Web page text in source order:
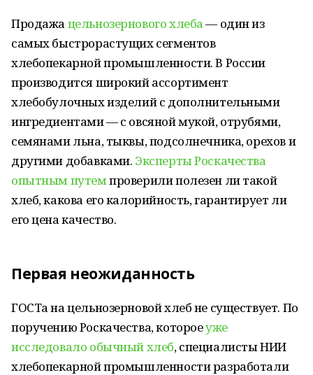
Продажа цельнозернового хлеба— один из
самых быстрорастущих сегментов
хлебопекарной промышленности. В России
производится широкий ассортимент
хлебобулочных изделий с дополнительными
ингредиентами — с овсяной мукой, отрубями,
семянами льна, тыквы, подсолнечника, орехов и
другими добавками. Эксперты Роскачества
опытным путемпроверили полезен ли такой
хлеб, какова его калорийность, гарантирует ли
его цена качество.
Первая неожиданность
ГОСТа на цельнозерновой хлеб не существует. По
поручению Роскачества, котороеуже
исследовало обычный хлеб, специалисты НИИ
хлебопекарной промышленности разработали